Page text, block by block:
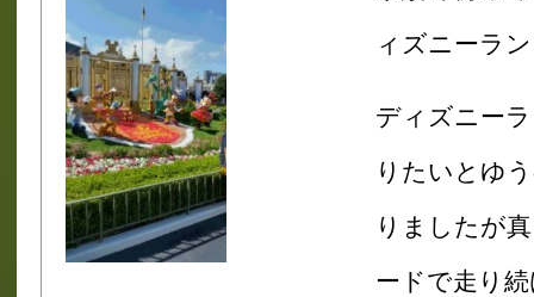
ィズニーラ
ディズニー
りたいとゆ
りましたが
ードで走り